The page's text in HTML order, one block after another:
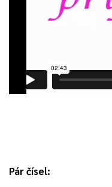
Pár čísel: